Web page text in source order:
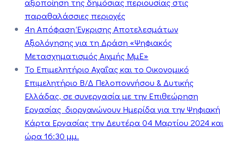
παραθαλάσσιες περιοχές
4η Απόφαση Έγκρισης Αποτελεσμάτων
Αξιολόγησης για τη Δράση «Ψηφιακός
Μετασχηματισμός Αιχμής ΜμΕ»
Το Επιμελητήριο Αχαΐας και το Οικονομικό
Επιμελητήριο Β/Δ Πελοποννήσου & Δυτικής
Ελλάδας, σε συνεργασία με την Επιθεώρηση
Εργασίας διοργανώνουν Ημερίδα για την Ψηφιακή
Κάρτα Εργασίας την Δευτέρα 04 Μαρτίου 2024 και
ώρα 16:30 μμ.